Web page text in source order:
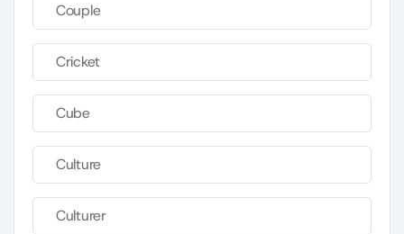
Couple
Cricket
Cube
Culture
Culturer